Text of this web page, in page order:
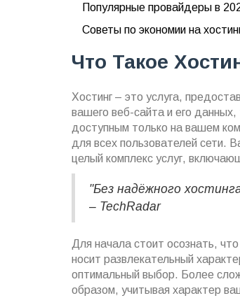
Популярные провайдеры в
Советы по экономии на
Что Такое
Хостинг – это услуга,
вашего веб-сайта и его
доступным только на вашем
для всех пользователей сети.
целый комплекс услуг,
"Без надёжного
– TechRadar
Для начала стоит осознать,
носит развлекательный
оптимальный выбор. Более
образом, учитывая характер